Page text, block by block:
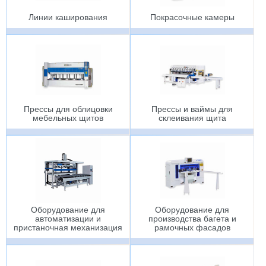
Линии каширования Покрасочные камеры
Прессы для облицовки
мебельных щитов
Прессы и ваймы для
cклеивания щита
Оборудование для
автоматизации и
пристаночная механизация
Оборудование для
производства багета и
рамочных фасадов